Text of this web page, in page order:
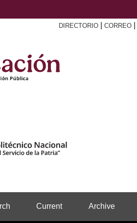
DIRECTORIO CORREO
Current Archive